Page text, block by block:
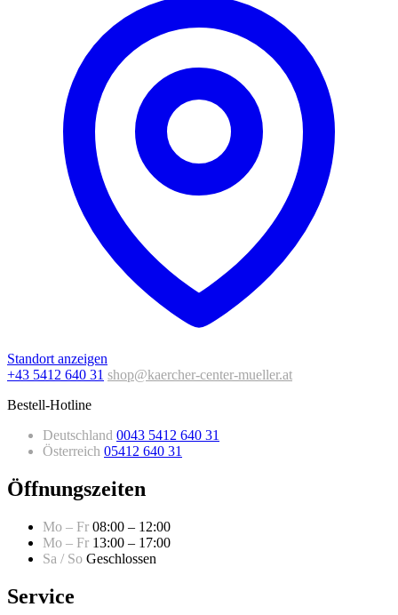
Standort anzeigen
+43 5412 640 31 shop@kaercher-center-mueller.at
Bestell-Hotline
Deutschland 0043 5412 640 31
Österreich 05412 640 31
Öffnungszeiten
Mo – Fr 08:00 – 12:00
Mo – Fr 13:00 – 17:00
Sa / So Geschlossen
Service